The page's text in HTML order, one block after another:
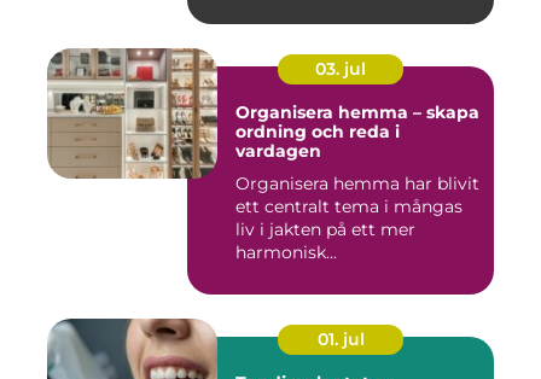
03. jul
Organisera hemma – skapa
ordning och reda i
vardagen
Organisera hemma har blivit
ett centralt tema i mångas
liv i jakten på ett mer
harmonisk...
01. jul